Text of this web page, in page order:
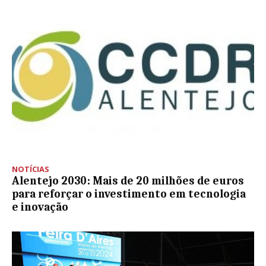
NOTÍCIAS
Alentejo 2030: Mais de 20 milhões de euros
para reforçar o investimento em tecnologia
e inovação